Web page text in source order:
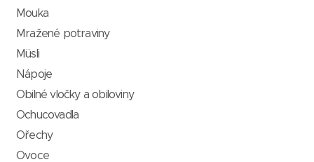
Mouka
Mražené potraviny
Müsli
Nápoje
Obilné vločky a obiloviny
Ochucovadla
Ořechy
Ovoce